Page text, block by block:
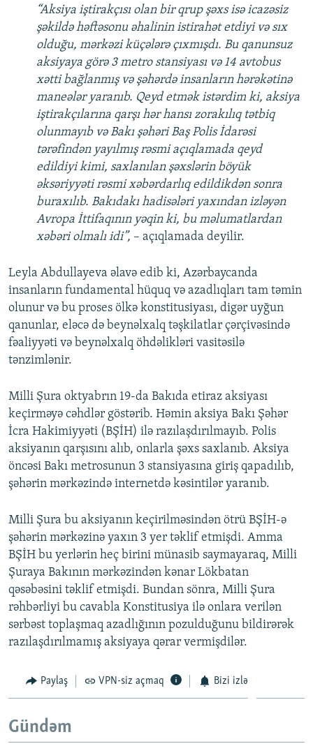
“Aksiya iştirakçısı olan bir qrup şəxs isə icazəsiz
şəkildə həftəsonu əhalinin istirahət etdiyi və sıx
olduğu, mərkəzi küçələrə çıxmışdı. Bu qanunsuz
aksiyaya görə 3 metro stansiyası və 14 avtobus
xətti bağlanmış və şəhərdə insanların hərəkətinə
maneələr yaranıb. Qeyd etmək istərdim ki, aksiya
iştirakçılarına qarşı hər hansı zorakılıq tətbiq
olunmayıb və Bakı şəhəri Baş Polis İdarəsi
tərəfindən yayılmış rəsmi açıqlamada qeyd
edildiyi kimi, saxlanılan şəxslərin böyük
əksəriyyəti rəsmi xəbərdarlıq edildikdən sonra
buraxılıb. Bakıdakı hadisələri yaxından izləyən
Avropa İttifaqının yəqin ki, bu məlumatlardan
xəbəri olmalı idi”, – açıqlamada deyilir.
Leyla Abdullayeva əlavə edib ki, Azərbaycanda
insanların fundamental hüquq və azadlıqları tam təmin
olunur və bu proses ölkə konstitusiyası, digər uyğun
qanunlar, eləcə də beynəlxalq təşkilatlar çərçivəsində
fəaliyyəti və beynəlxalq öhdəlikləri vasitəsilə
tənzimlənir.
Milli Şura oktyabrın 19-da Bakıda etiraz aksiyası
keçirməyə cəhdlər göstərib. Həmin aksiya Bakı Şəhər
İcra Hakimiyyəti (BŞİH) ilə razılaşdırılmayıb. Polis
aksiyanın qarşısını alıb, onlarla şəxs saxlanıb. Aksiya
öncəsi Bakı metrosunun 3 stansiyasına giriş qapadılıb,
şəhərin mərkəzində internetdə kəsintilər yaranıb.
Milli Şura bu aksiyanın keçirilməsindən ötrü BŞİH-ə
şəhərin mərkəzinə yaxın 3 yer təklif etmişdi. Amma
BŞİH bu yerlərin heç birini münasib saymayaraq, Milli
Şuraya Bakının mərkəzindən kənar Lökbatan
qəsəbəsini təklif etmişdi. Bundan sönra, Milli Şura
rəhbərliyi bu cavabla Konstitusiya ilə onlara verilən
sərbəst toplaşmaq azadlığının pozulduğunu bildirərək
razılaşdırılmamış aksiyaya qərar vermişdilər.
Paylaş VPN-siz açmaq Bizi izlə
Gündəm